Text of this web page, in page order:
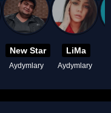
New Star
Aydymlary
LiMa
Aydymlary